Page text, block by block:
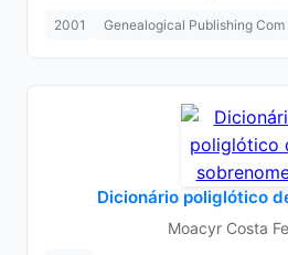
2001 Genealogical Publishing Com
Dicionário poliglótico
Moacyr Costa